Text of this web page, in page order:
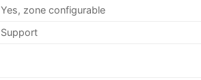
Yes, zone configurable
Support